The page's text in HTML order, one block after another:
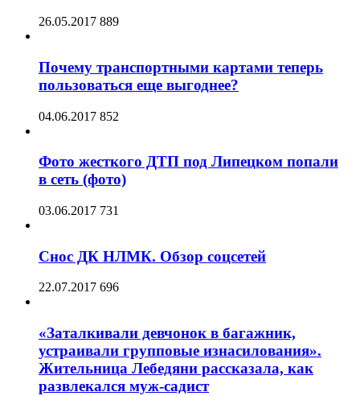
26.05.2017 889
Почему транспортными картами теперь
пользоваться еще выгоднее?
04.06.2017 852
Фото жесткого ДТП под Липецком попали
в сеть (фото)
03.06.2017 731
Снос ДК НЛМК. Обзор соцсетей
22.07.2017 696
«Заталкивали девчонок в багажник,
устраивали групповые изнасилования».
Жительница Лебедяни рассказала, как
развлекался муж-садист